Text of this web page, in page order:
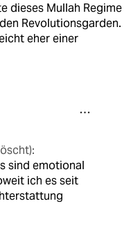
dieses Mullah Regime
Revolutionsgarden.
eher einer
sind emotional
ich es seit